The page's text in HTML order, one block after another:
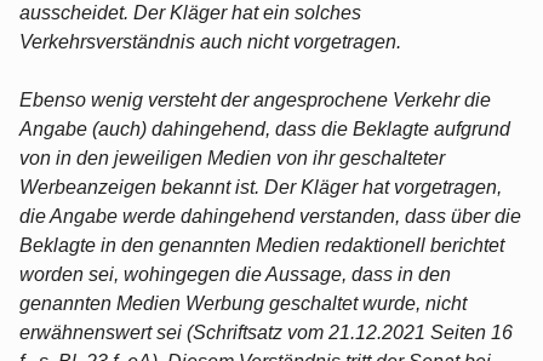
ausscheidet. Der Kläger hat ein solches
Verkehrsverständnis auch nicht vorgetragen.
Ebenso wenig versteht der angesprochene Verkehr die
Angabe (auch) dahingehend, dass die Beklagte aufgrund
von in den jeweiligen Medien von ihr geschalteter
Werbeanzeigen bekannt ist. Der Kläger hat vorgetragen,
die Angabe werde dahingehend verstanden, dass über die
Beklagte in den genannten Medien redaktionell berichtet
worden sei, wohingegen die Aussage, dass in den
genannten Medien Werbung geschaltet wurde, nicht
erwähnenswert sei (Schriftsatz vom 21.12.2021 Seiten 16